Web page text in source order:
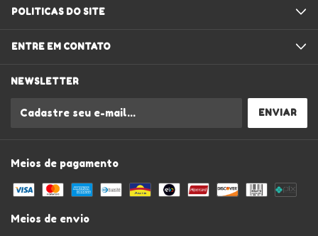
POLITICAS DO SITE
ENTRE EM CONTATO
NEWSLETTER
Meios de pagamento
Meios de envio